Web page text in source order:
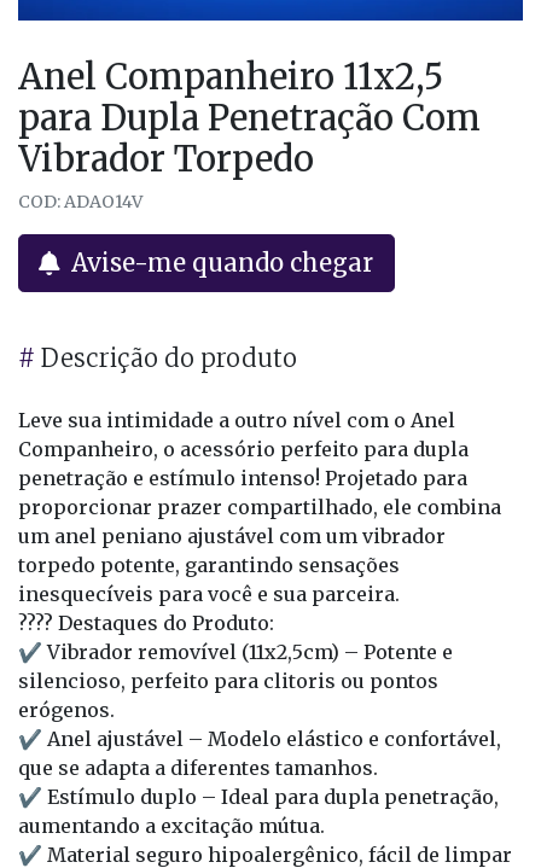
Anel Companheiro 11x2,5
para Dupla Penetração Com
Vibrador Torpedo
COD: ADAO14V
Avise-me quando chegar
# Descrição do produto
Leve sua intimidade a outro nível com o Anel
Companheiro, o acessório perfeito para dupla
penetração e estímulo intenso! Projetado para
proporcionar prazer compartilhado, ele combina
um anel peniano ajustável com um vibrador
torpedo potente, garantindo sensações
inesquecíveis para você e sua parceira.
???? Destaques do Produto:
✔ Vibrador removível (11x2,5cm) – Potente e
silencioso, perfeito para clitoris ou pontos
erógenos.
✔ Anel ajustável – Modelo elástico e confortável,
que se adapta a diferentes tamanhos.
✔ Estímulo duplo – Ideal para dupla penetração,
aumentando a excitação mútua.
✔ Material seguro hipoalergênico, fácil de limpar